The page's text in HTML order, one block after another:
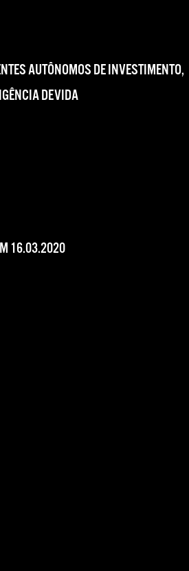
AUTÔNOMOS DE INVESTIMENTO,
DEVIDA
16.03.2020